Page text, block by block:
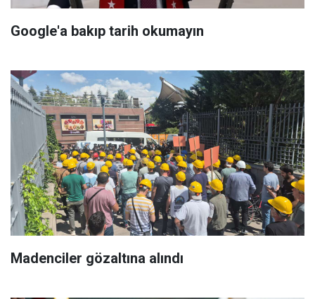
Google'a bakıp tarih okumayın
Madenciler gözaltına alındı